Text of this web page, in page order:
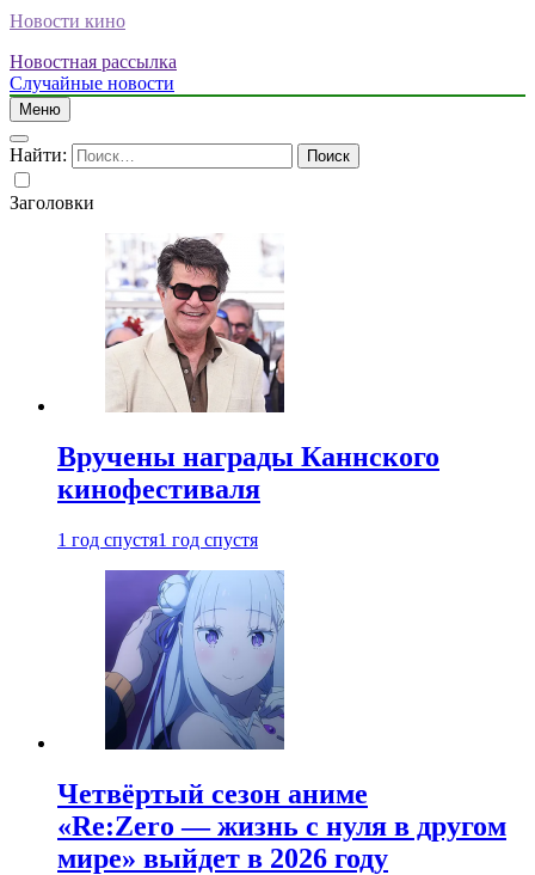
Новости кино
Новостная рассылка
Случайные новости
Меню
Найти:
Заголовки
Вручены награды Каннского
кинофестиваля
1 год спустя1 год спустя
Четвёртый сезон аниме
«Re:Zero — жизнь с нуля в другом
мире» выйдет в 2026 году